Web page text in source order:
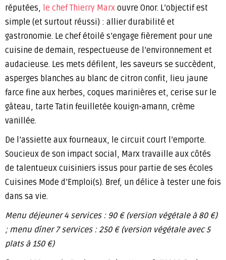
réputées, le chef Thierry Marx ouvre Onor. L’objectif est
simple (et surtout réussi) : allier durabilité et
gastronomie. Le chef étoilé s’engage fièrement pour une
cuisine de demain, respectueuse de l’environnement et
audacieuse. Les mets défilent, les saveurs se succèdent,
asperges blanches au blanc de citron confit, lieu jaune
farce fine aux herbes, coques marinières et, cerise sur le
gâteau, tarte Tatin feuilletée kouign-amann, crème
vanillée.
De l’assiette aux fourneaux, le circuit court l’emporte.
Soucieux de son impact social, Marx travaille aux côtés
de talentueux cuisiniers issus pour partie de ses écoles
Cuisines Mode d’Emploi(s). Bref, un délice à tester une fois
dans sa vie.
Menu déjeuner 4 services : 90 € (version végétale à 80 €)
; menu dîner 7 services : 250 € (version végétale avec 5
plats à 150 €)